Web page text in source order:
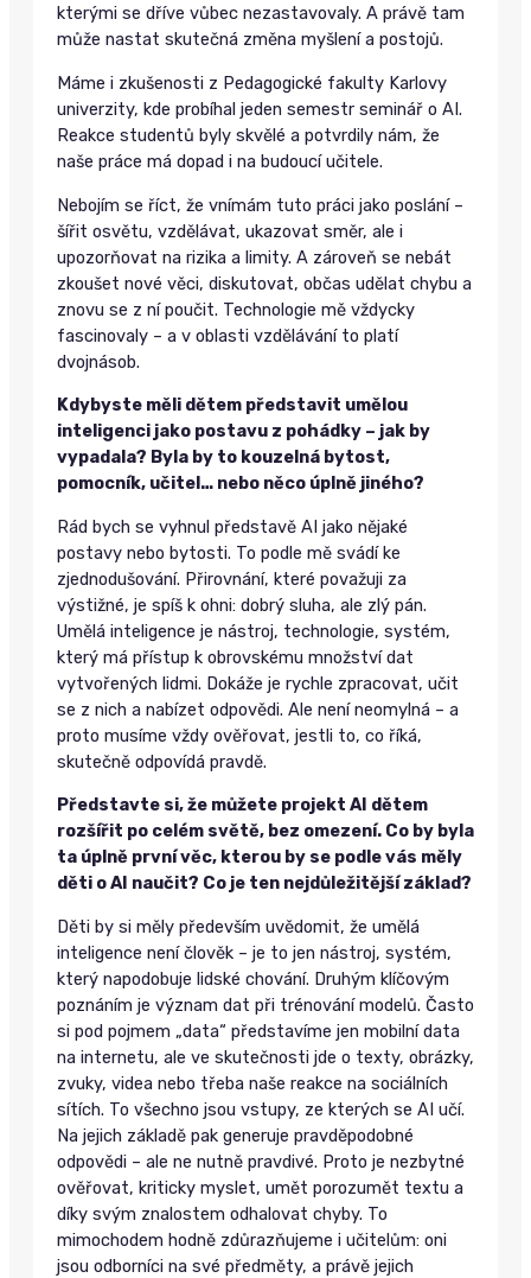
kterými se dříve vůbec nezastavovaly. A právě tam
může nastat skutečná změna myšlení a postojů.
Máme i zkušenosti z Pedagogické fakulty Karlovy
univerzity, kde probíhal jeden semestr seminář o AI.
Reakce studentů byly skvělé a potvrdily nám, že
naše práce má dopad i na budoucí učitele.
Nebojím se říct, že vnímám tuto práci jako poslání –
šířit osvětu, vzdělávat, ukazovat směr, ale i
upozorňovat na rizika a limity. A zároveň se nebát
zkoušet nové věci, diskutovat, občas udělat chybu a
znovu se z ní poučit. Technologie mě vždycky
fascinovaly – a v oblasti vzdělávání to platí
dvojnásob.
Kdybyste měli dětem představit umělou
inteligenci jako postavu z pohádky – jak by
vypadala? Byla by to kouzelná bytost,
pomocník, učitel… nebo něco úplně jiného?
Rád bych se vyhnul představě AI jako nějaké
postavy nebo bytosti. To podle mě svádí ke
zjednodušování. Přirovnání, které považuji za
výstižné, je spíš k ohni: dobrý sluha, ale zlý pán.
Umělá inteligence je nástroj, technologie, systém,
který má přístup k obrovskému množství dat
vytvořených lidmi. Dokáže je rychle zpracovat, učit
se z nich a nabízet odpovědi. Ale není neomylná – a
proto musíme vždy ověřovat, jestli to, co říká,
skutečně odpovídá pravdě.
Představte si, že můžete projekt AI dětem
rozšířit po celém světě, bez omezení. Co by byla
ta úplně první věc, kterou by se podle vás měly
děti o AI naučit? Co je ten nejdůležitější základ?
Děti by si měly především uvědomit, že umělá
inteligence není člověk – je to jen nástroj, systém,
který napodobuje lidské chování. Druhým klíčovým
poznáním je význam dat při trénování modelů. Často
si pod pojmem „data“ představíme jen mobilní data
na internetu, ale ve skutečnosti jde o texty, obrázky,
zvuky, videa nebo třeba naše reakce na sociálních
sítích. To všechno jsou vstupy, ze kterých se AI učí.
Na jejich základě pak generuje pravděpodobné
odpovědi – ale ne nutně pravdivé. Proto je nezbytné
ověřovat, kriticky myslet, umět porozumět textu a
díky svým znalostem odhalovat chyby. To
mimochodem hodně zdůrazňujeme i učitelům: oni
jsou odborníci na své předměty, a právě jejich